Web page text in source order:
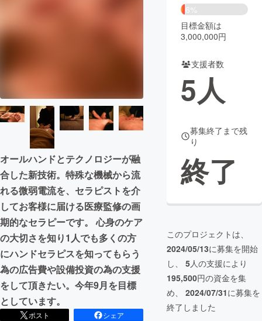
CAMPFIRE Creation
コミュニティ
オールハンドとテクノロジーが融
合した新技術。特殊な機械から流
れる微弱電流を、セラピストを介
してお客様に届ける医療監修の画
期的なセラピーです。 心身のケア
の大切さを知り1人でも多くの方
にハンドセラピスを知ってもらう
為の広告費や設備投資の為の支援
をして頂きたい。今年9月を目標
としています。
ポスト
シェア
6%
目標金額は
3,000,000円
支援者数
5人
募集終了まで残
り
終了
このプロジェクトは、
2024/05/13に募集を開始
し、 5人の支援により
195,500円の資金を集
め、 2024/07/31に募集を
終了しました